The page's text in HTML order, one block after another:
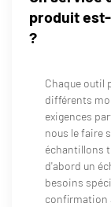
produit
?
Chaque outil
différents
exigences
nous le faire
échantillons
d'abord un
besoins
confirmation